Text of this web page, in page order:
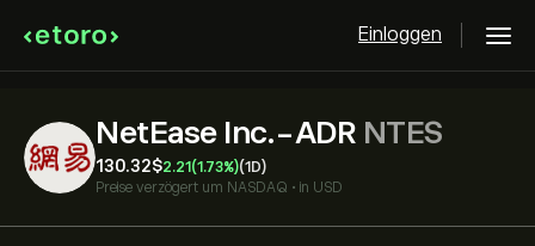
Einloggen
NetEase Inc.-ADR NTES
130.32‎$‎2.21 (1.73%)(1D)
Preise verzögert um NASDAQ • in USD